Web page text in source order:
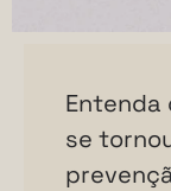
Entenda
se